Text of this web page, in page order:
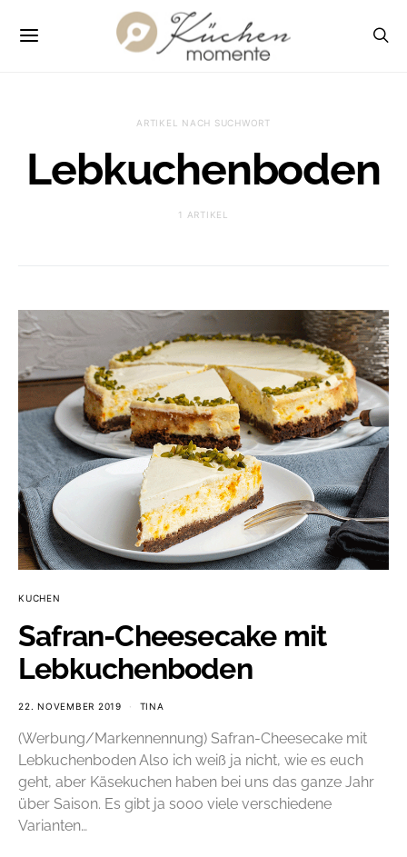
ARTIKEL NACH SUCHWORT
Lebkuchenboden
1 ARTIKEL
KUCHEN
Safran-Cheesecake mit
Lebkuchenboden
22. NOVEMBER 2019 TINA
(Werbung/Markennennung) Safran-Cheesecake mit
Lebkuchenboden Also ich weiß ja nicht, wie es euch
geht, aber Käsekuchen haben bei uns das ganze Jahr
über Saison. Es gibt ja sooo viele verschiedene
Varianten…